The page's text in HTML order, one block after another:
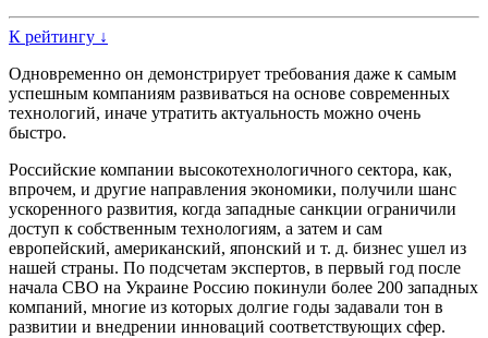
К рейтингу ↓
Одновременно он демонстрирует требования даже к самым
успешным компаниям развиваться на основе современных
технологий, иначе утратить актуальность можно очень
быстро.
Российские компании высокотехнологичного сектора, как,
впрочем, и другие направления экономики, получили шанс
ускоренного развития, когда западные санкции ограничили
доступ к собственным технологиям, а затем и сам
европейский, американский, японский и т. д. бизнес ушел из
нашей страны. По подсчетам экспертов, в первый год после
начала СВО на Украине Россию покинули более 200 западных
компаний, многие из которых долгие годы задавали тон в
развитии и внедрении инноваций соответствующих сфер.